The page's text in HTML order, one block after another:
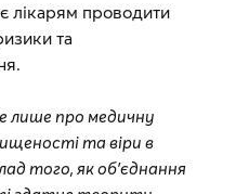
лікарям проводити
та
лише про медичну
та віри в
того, як об’єднання